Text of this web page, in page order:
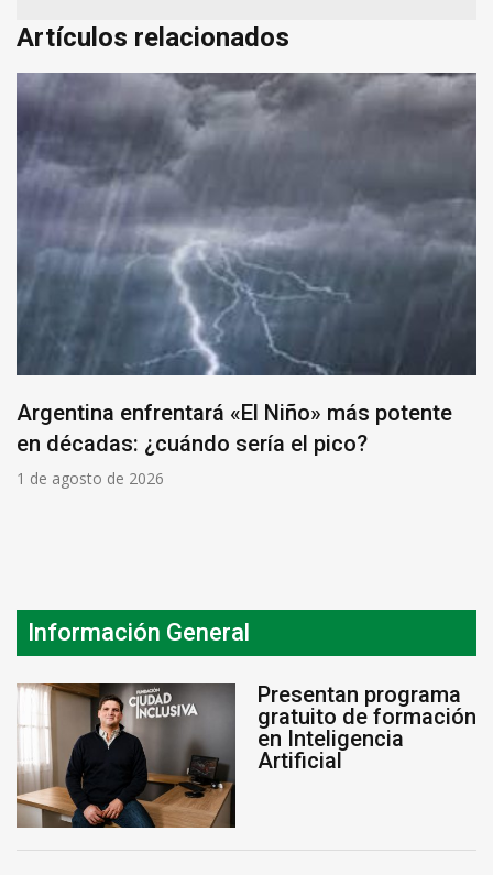
Artículos relacionados
Argentina enfrentará «El Niño» más potente
en décadas: ¿cuándo sería el pico?
1 de agosto de 2026
Información General
Presentan programa
gratuito de formación
en Inteligencia
Artificial